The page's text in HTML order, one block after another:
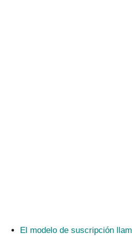
El modelo de suscripción